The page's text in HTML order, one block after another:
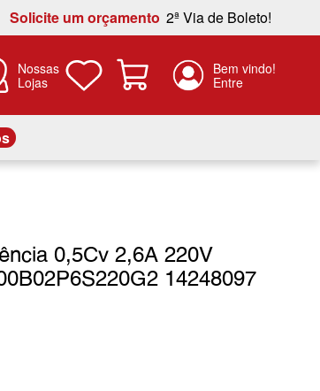
Solicite um orçamento 2ª Via de Boleto!
Nossas
Lojas
0,5Cv 2,6A 220V
14248097